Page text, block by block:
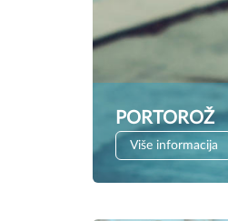
PORTOROŽ
Više informacija